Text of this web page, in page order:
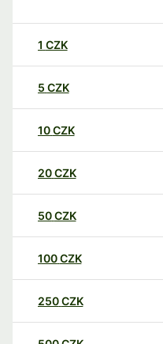
1 CZK
5 CZK
10CZK
20CZK
50CZK
100CZK
250CZK